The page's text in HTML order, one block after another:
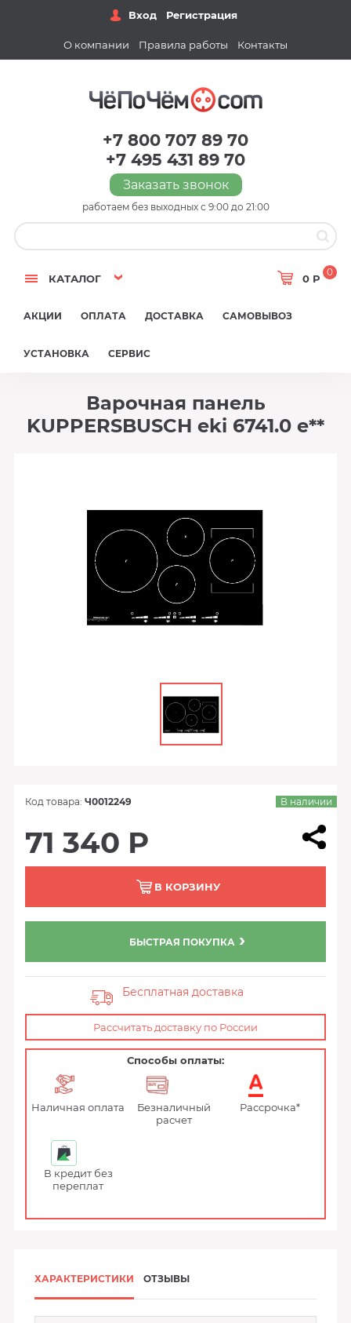
Вход Регистрация
О компании Правила работы Контакты
+7 800 707 89 70
+7 495 431 89 70
Заказать звонок
работаем без выходных с 9:00 до 21:00
КАТАЛОГ 0 Р
0
АКЦИИ ОПЛАТА ДОСТАВКА САМОВЫВОЗ
УСТАНОВКА СЕРВИС
Варочная панель
KUPPERSBUSCH eki 6741.0 e**
Код товара: Ч0012249 В наличии
71 340 Р
В КОРЗИНУ
БЫСТРАЯ ПОКУПКА
Бесплатная доставка
Рассчитать доставку по России
Способы оплаты:
Наличная оплата
Безналичный
расчет
Рассрочка*
В кредит без
переплат
ХАРАКТЕРИСТИКИ ОТЗЫВЫ